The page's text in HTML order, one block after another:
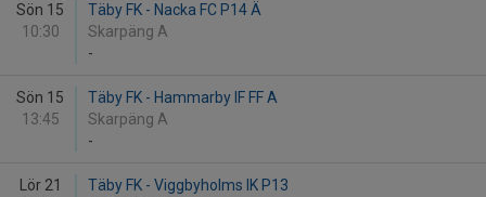
Sön 15
10:30
Täby FK - Nacka FC P14 Ä
Skarpäng A
-
Sön 15
13:45
Täby FK - Hammarby IF FF A
Skarpäng A
-
Lör 21
Täby FK - Viggbyholms IK P13